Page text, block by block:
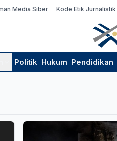
Media Siber Kode Etik Jurnalistik
Politik Hukum Pendidikan